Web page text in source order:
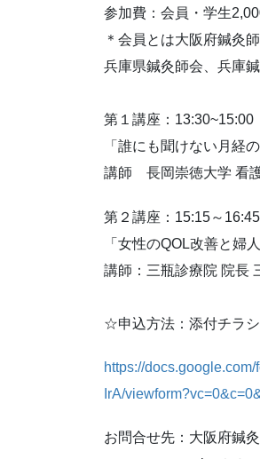
参加費：会員・学生
＊会員とは大阪府鍼灸
兵庫県鍼灸師会、兵庫
第１講座：13:30~15:00
「誰にも聞けない月経の
講師 長岡崇徳大学 看
第２講座：15:15～16:45
「女性のQOL改善と婦
講師：三瓶診療院 院長
☆申込方法：添付チラ
https://
IrA/
お問合せ先：大阪府鍼